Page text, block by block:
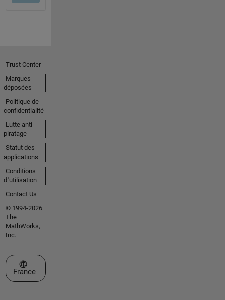
Trust Center
Marques
déposées
Politique de
confidentialité
Lutte anti-
piratage
Statut des
applications
Conditions
d՚utilisation
Contact Us
© 1994-2026
The
MathWorks,
Inc.
Sélectionner un site web
France